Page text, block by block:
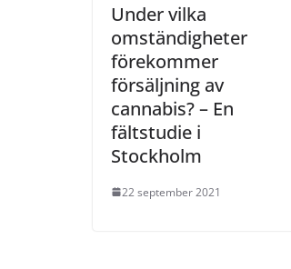
Under vilka
omständigheter
förekommer
försäljning av
cannabis? – En
fältstudie i
Stockholm
22 september 2021